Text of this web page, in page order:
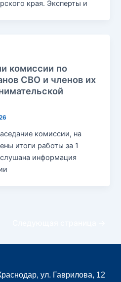
края. Эксперты и
комиссии по
СВО и членов их
комиссии, на
итоги работы за 1
информация
ул. Гаврилова, 12